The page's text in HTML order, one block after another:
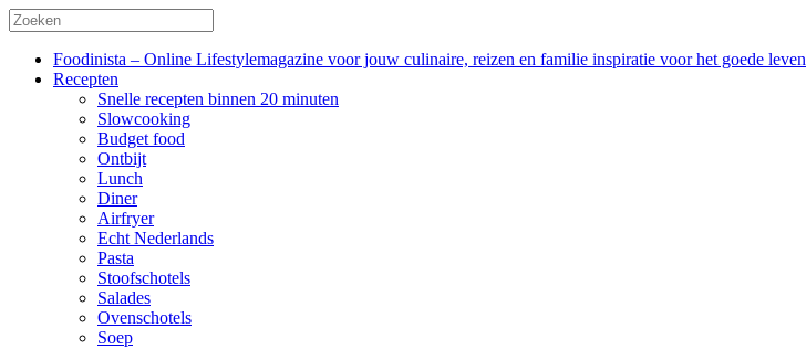
Foodinista – Online Lifestylemagazine voor jouw culinaire, reizen en familie inspiratie voor het goede leven
Recepten
Snelle recepten binnen 20 minuten
Slowcooking
Budget food
Ontbijt
Lunch
Diner
Airfryer
Echt Nederlands
Pasta
Stoofschotels
Salades
Ovenschotels
Soep